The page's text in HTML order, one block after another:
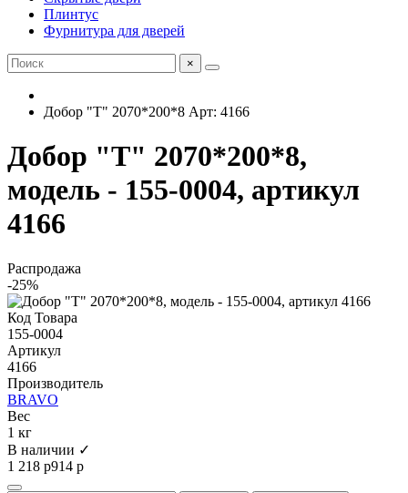
Плинтус
Фурнитура для дверей
×
Добор "Т" 2070*200*8 Арт: 4166
Добор "Т" 2070*200*8,
модель - 155-0004, артикул
4166
Распродажа
-25%
Код Товара
155-0004
Артикул
4166
Производитель
BRAVO
Вес
1 кг
В наличии ✓
1 218 р914 р